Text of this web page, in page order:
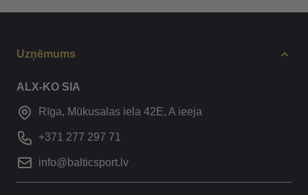
Uzņēmums
ALX-KO SIA
Rīga, Mūkusalas iela 42E, A ieeja
+371 277 297 71
info@balticsport.lv